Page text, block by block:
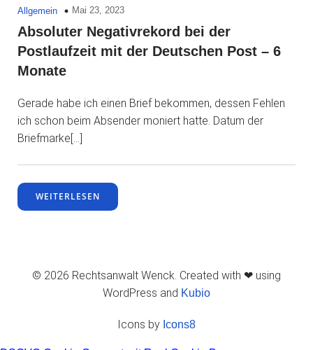
Allgemein Mai 23, 2023
Absoluter Negativrekord bei der
Postlaufzeit mit der Deutschen Post – 6
Monate
Gerade habe ich einen Brief bekommen, dessen Fehlen
ich schon beim Absender moniert hatte. Datum der
Briefmarke[…]
WEITERLESEN
© 2026 Rechtsanwalt Wenck. Created with ❤ using
WordPress and Kubio
Icons by Icons8